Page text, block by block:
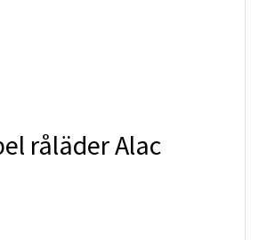
råläder Alac